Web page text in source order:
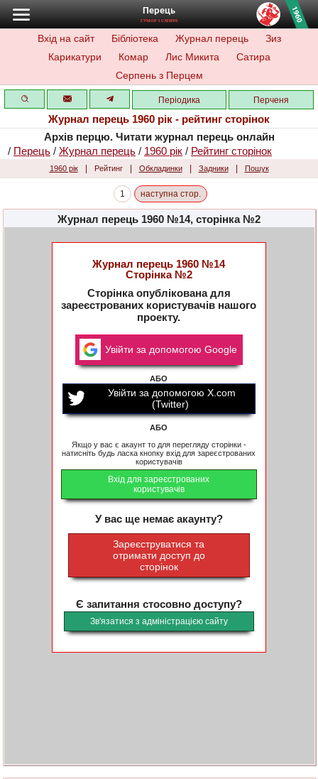
Перець
ГУМОР І САТИРА
Вхід на сайт Бібліотека Журнал перець
Зиз
Карикатури
Комар Лис Микита
Сатира
Серпень з Перцем
Періодика Перченя
Журнал перець 1960 рік - рейтинг сторінок
Архів перцю. Читати журнал перець онлайн
/ Перець / Журнал перець / 1960 рік / Рейтинг сторінок
1960 рік Рейтинг Обкладинки Задники Пошук
1 наступна стор.
Журнал перець 1960 №14, сторінка №2
Журнал перець 1960 №14
Сторінка №2
Сторінка опублікована для
зареєстрованих користувачів нашого
проекту.
Увійти за допомогою Google
АБО
Увійти за допомогою X.com
(Twitter)
АБО
Якщо у вас є акаунт то для перегляду сторінки -
натисніть будь ласка кнопку вхід для зареєстрованих
користувачів
Вхід для зареєстрованих
користувачів
У вас ще немає акаунту?
Зареєструватися та
отримати доступ до
сторінок
Є запитання стосовно доступу?
Зв'язатися з адміністрацією сайту